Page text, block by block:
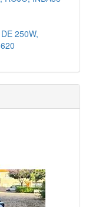
250W,